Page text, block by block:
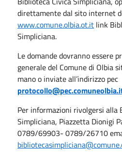
direttamente dal sito internet
www.comune.olbia.ot.it link
Simpliciana.
Le domande dovranno essere
generale del Comune di Olbia
mano o inviate all’indirizzo pec
Per informazioni rivolgersi alla
Simpliciana, Piazzetta Dionigi
0789/69903- 0789/26710